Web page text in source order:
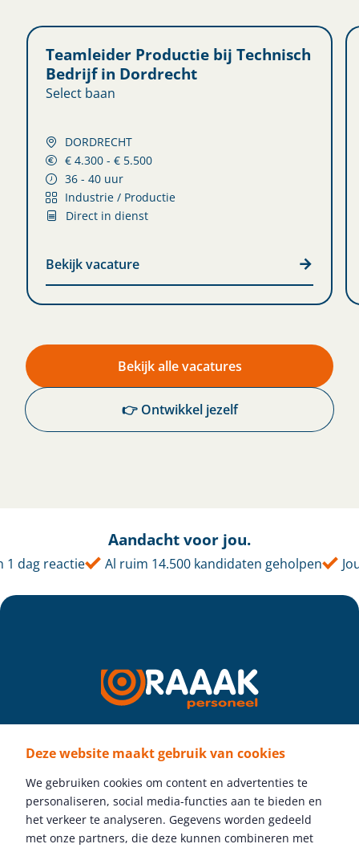
Deze website maakt gebruik van cookies
We gebruiken cookies om content en advertenties te
personaliseren, social media-functies aan te bieden en
het verkeer te analyseren. Gegevens worden gedeeld
met onze partners, die deze kunnen combineren met
Teamleider Productie bij Technisch
Bedrijf in Dordrecht
Select baan
DORDRECHT
€ 4.300 - € 5.500
36 - 40 uur
Industrie / Productie
Direct in dienst
Bekijk vacature
Bekijk alle vacatures
👉 Ontwikkel jezelf
Aandacht voor jou.
reactie Al ruim 14.500 kandidaten geholpen
Volg ons